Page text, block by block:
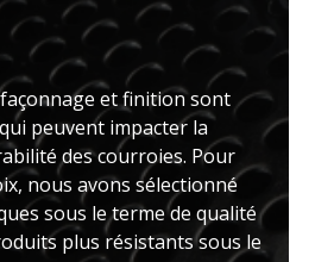
et finition sont
peuvent impacter la
des courroies. Pour
nous avons sélectionné
sous le terme de qualité
plus résistants sous le